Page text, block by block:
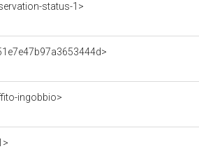
status-1>
ingobbio>